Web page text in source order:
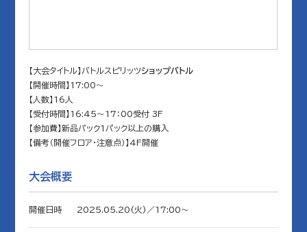
【大会タイトル】バトルスピリッツショップバトル
【開催時間】17:00～
【人数】16人
【受付時間】16:45～17：00受付 3F
【参加費】新品パック1パック以上の購入
【備考（開催フロア・注意点）】4F開催
大会概要
開催日時 2025.05.20(火)／17:00〜